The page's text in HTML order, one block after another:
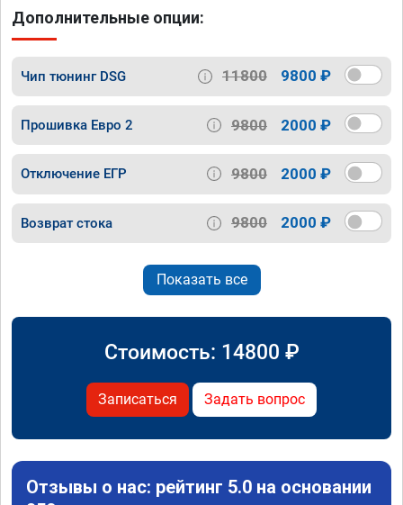
Дополнительные опции:
Чип тюнинг DSG 11800 9800 ₽
Прошивка Евро 2 9800 2000 ₽
Отключение ЕГР 9800 2000 ₽
Возврат стока 9800 2000 ₽
Показать все
Стоимость: 14800 ₽
Записаться Задать вопрос
Отзывы о нас: рейтинг 5.0 на основании